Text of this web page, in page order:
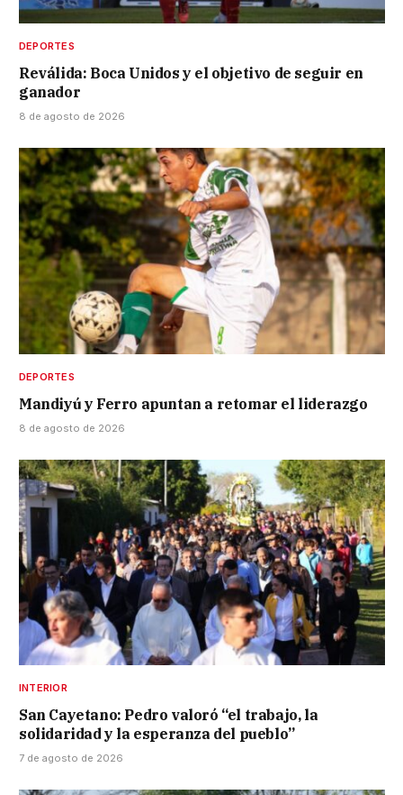
DEPORTES
Reválida: Boca Unidos y el objetivo de seguir en
ganador
8 de agosto de 2026
DEPORTES
Mandiyú y Ferro apuntan a retomar el liderazgo
8 de agosto de 2026
INTERIOR
San Cayetano: Pedro valoró “el trabajo, la
solidaridad y la esperanza del pueblo”
7 de agosto de 2026